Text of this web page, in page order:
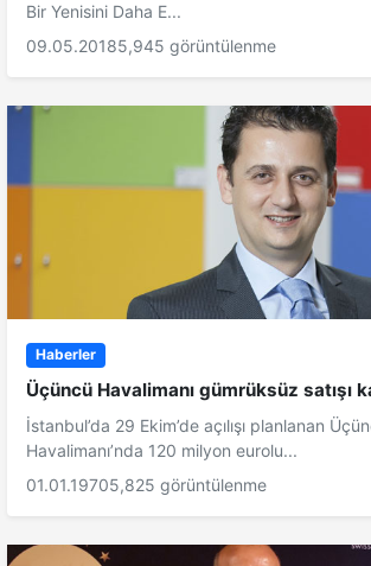
Bir Yenisini Daha E...
09.05.20185,945 görüntülenme
Haberler
Üçüncü Havalimanı gümrüksüz satışı
İstanbul’da 29 Ekim’de açılışı planlanan
Havalimanı’nda 120 milyon eurolu...
01.01.19705,825 görüntülenme